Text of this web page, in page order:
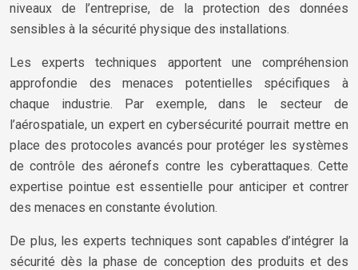
niveaux de l’entreprise, de la protection des données
sensibles à la sécurité physique des installations.
Les experts techniques apportent une compréhension
approfondie des menaces potentielles spécifiques à
chaque industrie. Par exemple, dans le secteur de
l’aérospatiale, un expert en cybersécurité pourrait mettre en
place des protocoles avancés pour protéger les systèmes
de contrôle des aéronefs contre les cyberattaques. Cette
expertise pointue est essentielle pour anticiper et contrer
des menaces en constante évolution.
De plus, les experts techniques sont capables d’intégrer la
sécurité dès la phase de conception des produits et des